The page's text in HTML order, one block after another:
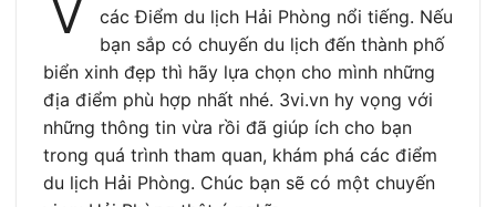
các Điểm du lịch Hải Phòng nổi tiếng. Nếu
bạn sắp có chuyến du lịch đến thành phố
biển xinh đẹp thì hãy lựa chọn cho mình những
địa điểm phù hợp nhất nhé. 3vi.vn hy vọng với
những thông tin vừa rồi đã giúp ích cho bạn
trong quá trình tham quan, khám phá các điểm
du lịch Hải Phòng. Chúc bạn sẽ có một chuyến